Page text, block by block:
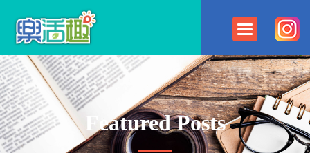
Featured Posts